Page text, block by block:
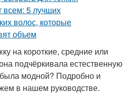
на короткие, средние или
подчёркивала естественную
модной? Подробно и
в нашем руководстве.